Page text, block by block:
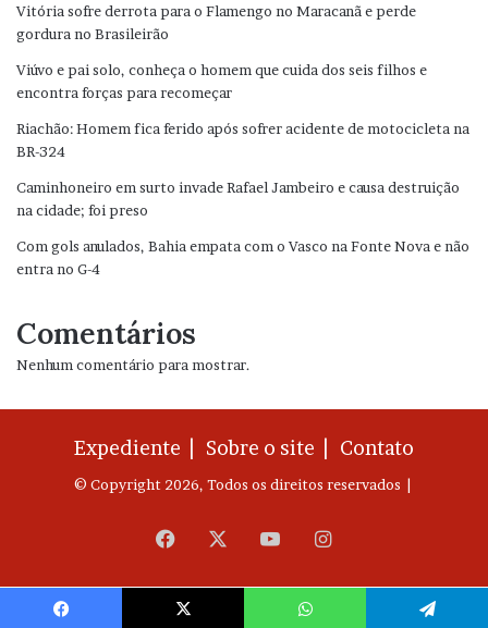
Vitória sofre derrota para o Flamengo no Maracanã e perde
gordura no Brasileirão
Viúvo e pai solo, conheça o homem que cuida dos seis filhos e
encontra forças para recomeçar
Riachão: Homem fica ferido após sofrer acidente de motocicleta na
BR-324
Caminhoneiro em surto invade Rafael Jambeiro e causa destruição
na cidade; foi preso
Com gols anulados, Bahia empata com o Vasco na Fonte Nova e não
entra no G-4
Comentários
Nenhum comentário para mostrar.
Expediente | Sobre o site | Contato
© Copyright 2026, Todos os direitos reservados |
Facebook YouTubeInstagram